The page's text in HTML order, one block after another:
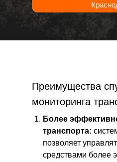
Преимущества
мониторинга
Более
транспорта:
позволяет
средствами более